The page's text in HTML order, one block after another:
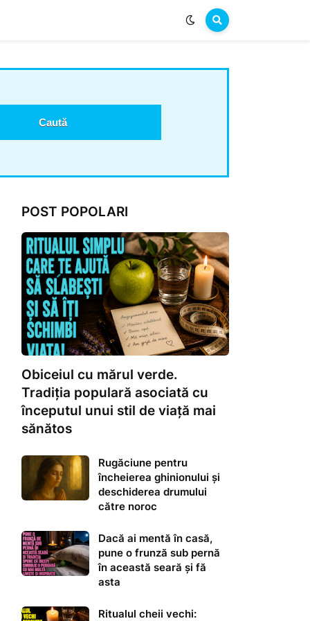
POST POPOLARI
Obiceiul cu mărul verde.
Tradiția populară asociată cu
începutul unui stil de viață mai
sănătos
Rugăciune pentru
încheierea ghinionului și
deschiderea drumului
către noroc
Dacă ai mentă în casă,
pune o frunză sub pernă
în această seară și fă
asta
Ritualul cheii vechi: